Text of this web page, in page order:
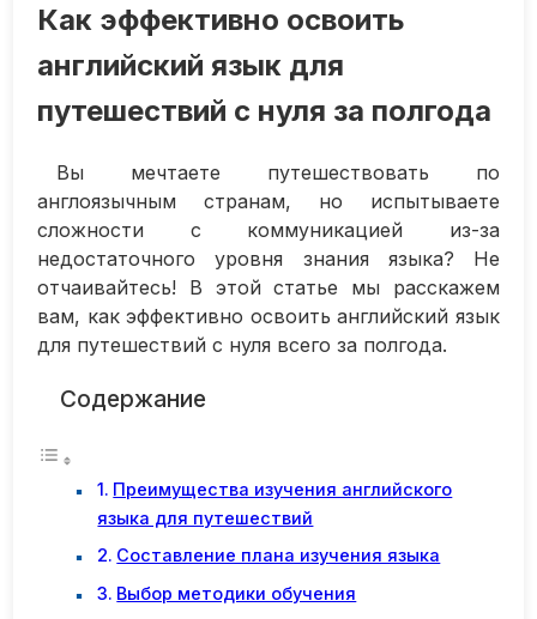
Как эффективно освоить
английский язык для
путешествий с нуля за полгода
Вы мечтаете путешествовать по
англоязычным странам, но испытываете
сложности с коммуникацией из-за
недостаточного уровня знания языка? Не
отчаивайтесь! В этой статье мы расскажем
вам, как эффективно освоить английский язык
для путешествий с нуля всего за полгода.
Содержание
Преимущества изучения английского
языка для путешествий
Составление плана изучения языка
Выбор методики обучения